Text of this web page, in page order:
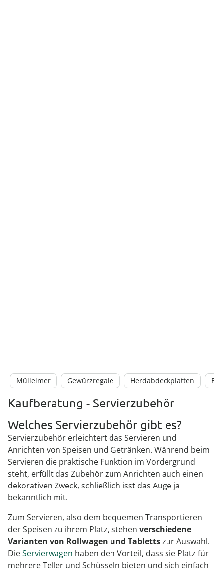
Mülleimer Gewürzregale Herdabdeckplatten
Kaufberatung - Servierzubehör
Welches Servierzubehör gibt es?
Servierzubehör erleichtert das Servieren und
Anrichten von Speisen und Getränken. Während beim
Servieren die praktische Funktion im Vordergrund
steht, erfüllt das Zubehör zum Anrichten auch einen
dekorativen Zweck, schließlich isst das Auge ja
bekanntlich mit.
Zum Servieren, also dem bequemen Transportieren
der Speisen zu ihrem Platz, stehen verschiedene
Varianten von Rollwagen und Tablettszur Auswahl.
DieServierwagen haben den Vorteil, dass sie Platz für
mehrere Teller und Schüsseln bieten und sich einfach